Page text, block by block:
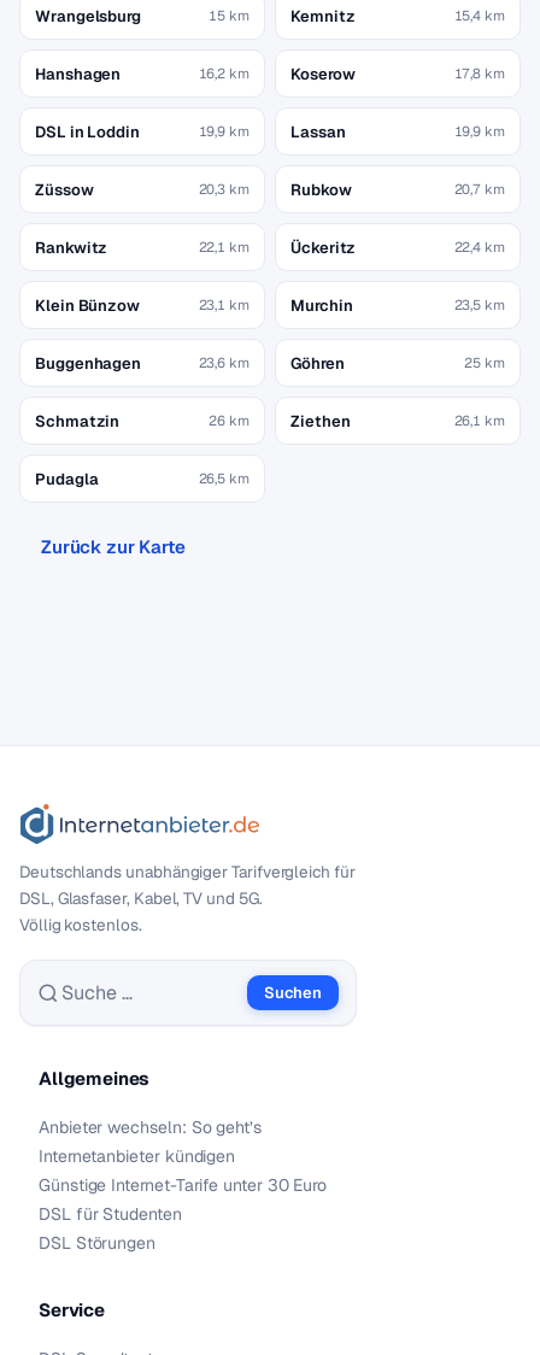
Wrangelsburg 15 km Kemnitz 15,4 km
Hanshagen 16,2 km Koserow 17,8 km
DSL in Loddin 19,9 km Lassan 19,9 km
Züssow 20,3 km Rubkow 20,7 km
Rankwitz 22,1 km Ückeritz 22,4 km
Klein Bünzow 23,1 km Murchin 23,5 km
Buggenhagen 23,6 km Göhren 25 km
Schmatzin 26 km Ziethen 26,1 km
Pudagla 26,5 km
Zurück zur Karte
Deutschlands unabhängiger Tarif­vergleich für
DSL, Glasfaser, Kabel, TV und 5G.
Völlig kostenlos.
Suche nach:
Suchen
Allgemeines
Anbieter wechseln: So geht’s
Internetanbieter kündigen
Günstige Internet-Tarife unter 30 Euro
DSL für Studenten
DSL Störungen
Service